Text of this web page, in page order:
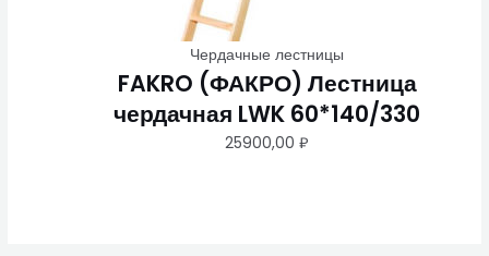
Чердачные лестницы
FAKRO (ФАКРО) Лестница
чердачная LWK 60*140/330
25900,00₽